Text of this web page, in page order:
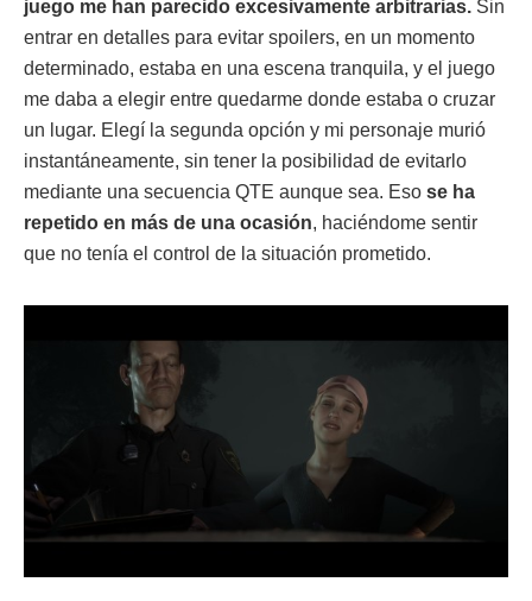
juego me han parecido excesivamente arbitrarias. Sin
entrar en detalles para evitar spoilers, en un momento
determinado, estaba en una escena tranquila, y el juego
me daba a elegir entre quedarme donde estaba o cruzar
un lugar. Elegí la segunda opción y mi personaje murió
instantáneamente, sin tener la posibilidad de evitarlo
mediante una secuencia QTE aunque sea. Eso se ha
repetido en más de una ocasión, haciéndome sentir
que no tenía el control de la situación prometido.